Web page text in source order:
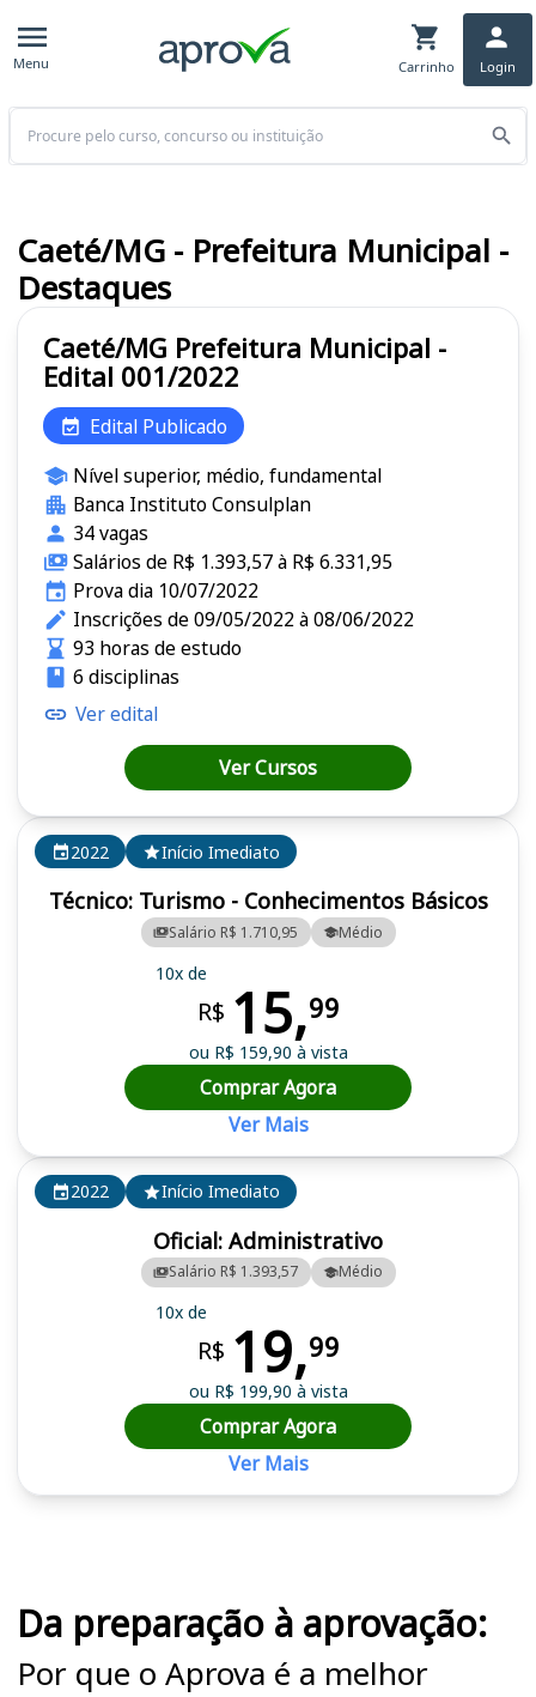
Menu Carrinho Login
Buscar
2022 Início Imediato
Oficial: Administrativo
Salário R$ 1.393,57 Médio
10x de
R$ 19,99
ou R$ 199,90 à vista
Comprar Agora
Ver Mais
2022 Início Imediato
Técnico: Turismo - Conhecimentos Básicos
Salário R$ 1.710,95 Médio
10x de
R$ 15,99
ou R$ 159,90 à vista
Comprar Agora
Ver Mais
Caeté/MG Prefeitura Municipal -
Edital 001/2022
Edital Publicado
Nível superior, médio, fundamental
Banca Instituto Consulplan
34 vagas
Salários de R$ 1.393,57 à R$ 6.331,95
Prova dia 10/07/2022
Inscrições de 09/05/2022 à 08/06/2022
93 horas de estudo
6 disciplinas
Ver edital
Ver Cursos
Caeté/MG - Prefeitura Municipal -
Destaques
Da preparação à aprovação:
Por que o Aprova é a melhor